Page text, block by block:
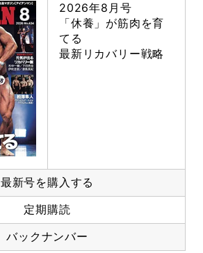
2026年8月号
「休養」が筋肉を育
てる
最新リカバリー戦略
最新号を購入する
定期購読
バックナンバー